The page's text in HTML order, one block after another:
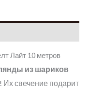
Лайт 10 метров
из шариков
свечение подарит